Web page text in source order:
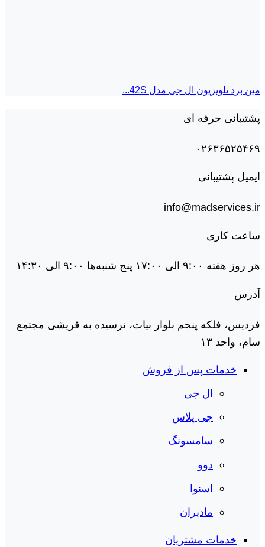
مین برد تلویزیون ال جی مدل 42S...
پشتیبانی حرفه ای
۰۲۶۳۶۵۲۵۴۶۹
ایمیل پشتیبانی
info@madservices.ir
ساعت کاری
هر روز هفته ۹:۰۰ الی ۱۷:۰۰ پنج شنبه‌ها ۹:۰۰ الی ۱۴:۳۰
آدرس
فردیس، فلکه پنجم بلوار بیات، نرسیده به قریشی مجتمع
سام، واحد ۱۳
خدمات پس از فروش
ال جی
جی پلاس
سامسونگ
دوو
اسنوا
مادیران
خدمات مشتریان